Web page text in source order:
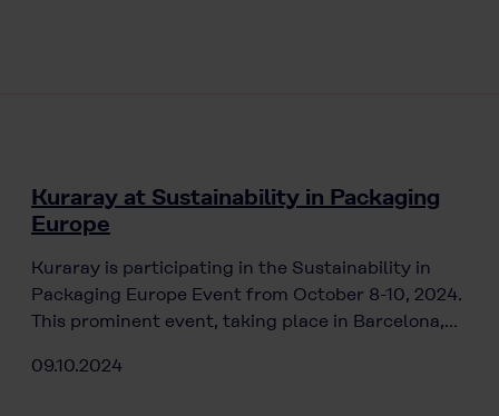
Kuraray at Sustainability in Packaging
Europe
Kuraray is participating in the Sustainability in
Packaging Europe Event from October 8-10, 2024.
This prominent event, taking place in Barcelona,…
09.10.2024